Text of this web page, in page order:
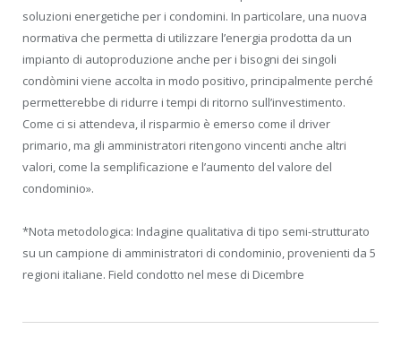
soluzioni energetiche per i condomini. In particolare, una nuova
normativa che permetta di utilizzare l’energia prodotta da un
impianto di autoproduzione anche per i bisogni dei singoli
condòmini viene accolta in modo positivo, principalmente perché
permetterebbe di ridurre i tempi di ritorno sull’investimento.
Come ci si attendeva, il risparmio è emerso come il driver
primario, ma gli amministratori ritengono vincenti anche altri
valori, come la semplificazione e l’aumento del valore del
condominio».
*Nota metodologica: Indagine qualitativa di tipo semi-strutturato
su un campione di amministratori di condominio, provenienti da 5
regioni italiane. Field condotto nel mese di Dicembre